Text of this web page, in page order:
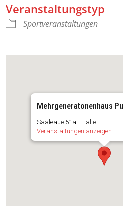
Veranstaltungstyp
Sportveranstaltungen
Mehrgeneratonenhaus
Saaleaue 51a - Halle
Veranstaltungen anzeigen